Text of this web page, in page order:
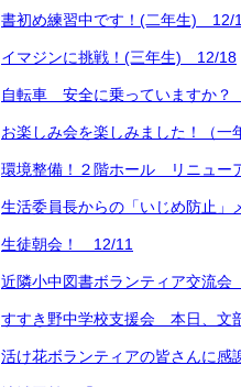
書初め練習中です！(二年生) 12/
イマジンに挑戦！(三年生) 12/18
自転車 安全に乗っていますか
お楽しみ会を楽しみました！（一
環境整備！２階ホール リニュー
生活委員長からの「いじめ防止
生徒朝会！ 12/11
近隣小中図書ボランティア交流
すすき野中学校支援会 本日、文
活け花ボランティアの皆さんに感